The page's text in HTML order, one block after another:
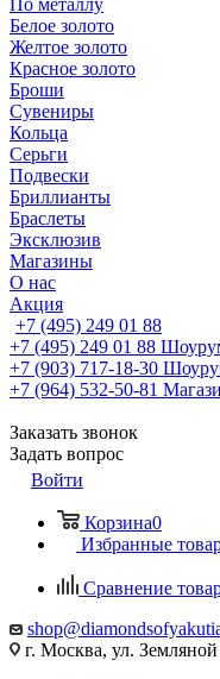
По металлу
Белое золото
Желтое золото
Красное золото
Броши
Сувениры
Кольца
Серьги
Подвески
Бриллианты
Браслеты
Эксклюзив
Магазины
О нас
Акция
+7 (495) 249 01 88
+7 (495) 249 01 88
+7 (903) 717-18-30
+7 (964) 532-50-81
Заказать звонок
Задать вопрос
Войти
Корзина0
Избранные
Сравнение
г. Москва, ул.